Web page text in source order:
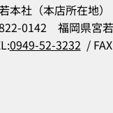
本社（本店所在地）
0142 福岡県宮
0949-52-3232 /